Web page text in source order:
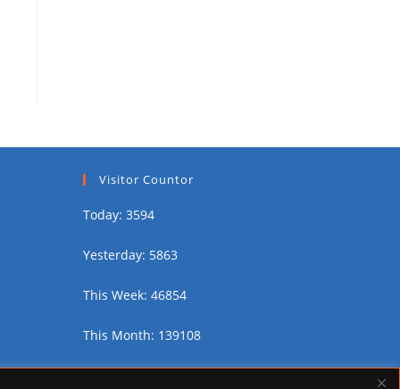
Visitor Countor
Today: 3594
Yesterday: 5863
This Week: 46854
This Month: 139108